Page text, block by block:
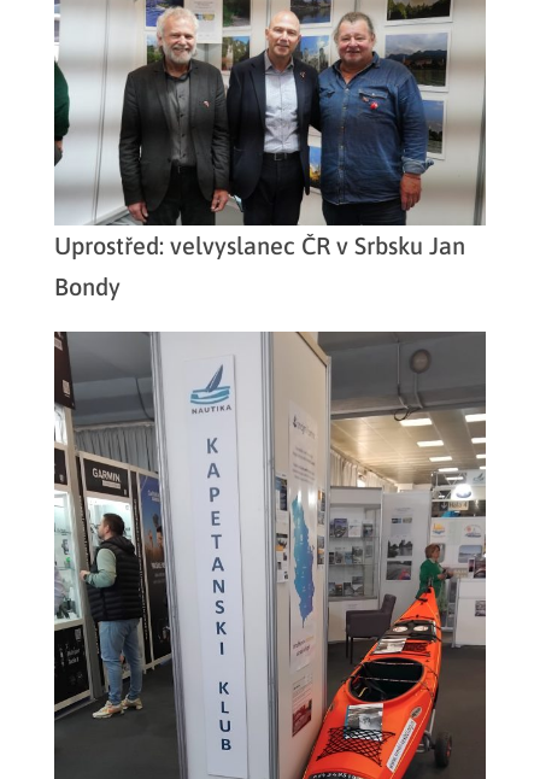
Uprostřed: velvyslanec ČR v Srbsku Jan
Bondy